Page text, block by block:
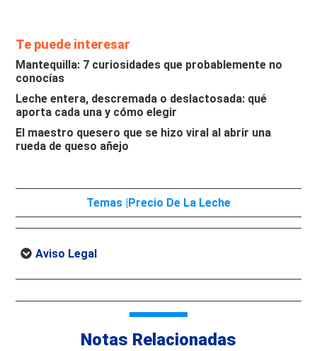
Te puede interesar
Mantequilla: 7 curiosidades que probablemente no
conocías
Leche entera, descremada o deslactosada: qué
aporta cada una y cómo elegir
El maestro quesero que se hizo viral al abrir una
rueda de queso añejo
Temas | Precio De La Leche
Aviso Legal
Notas Relacionadas